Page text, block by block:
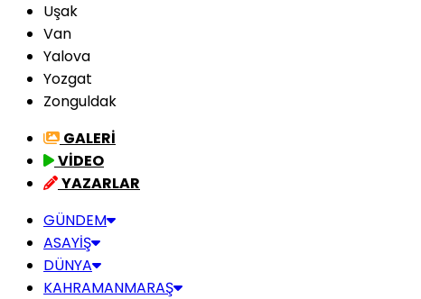
Uşak
Van
Yalova
Yozgat
Zonguldak
GALERİ
VİDEO
YAZARLAR
GÜNDEM
ASAYİŞ
DÜNYA
KAHRAMANMARAŞ